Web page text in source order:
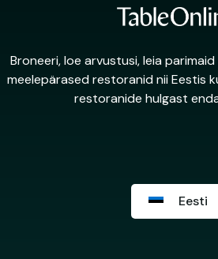
Broneeri, loe arvustusi, leia
meelepärased restoranid nii Eestis
restoranide hulgast
Eesti